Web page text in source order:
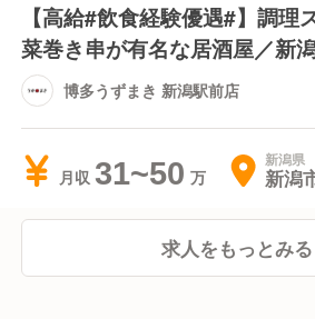
【高給#飲食経験優遇#】調理
菜巻き串が有名な居酒屋／新
博多うずまき 新潟駅前店
月収 31~50 新潟県
新潟
求人をもっとみる